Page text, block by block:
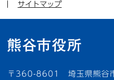
サイトマップ
〒360-8601 埼玉県熊谷